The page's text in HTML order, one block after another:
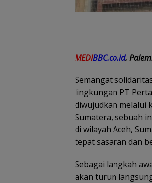
MEDIBBC.co.id,
Semangat
lingkungan PT
diwujudkan melalui
Sumatera, sebuah
di wilayah Aceh,
tepat sasaran dan
Sebagai langkah
akan turun